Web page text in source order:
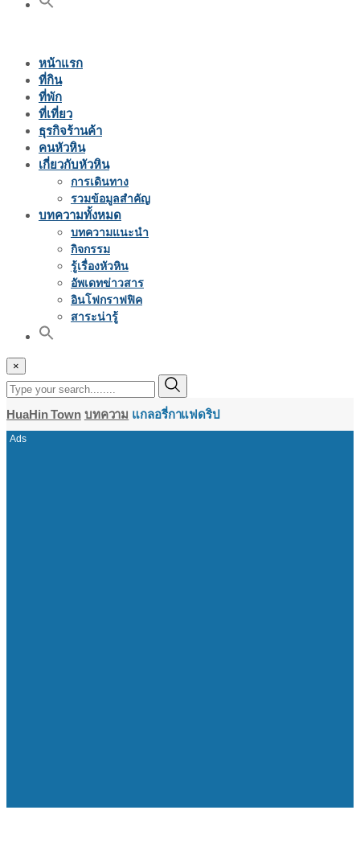
หน้าแรก
ที่กิน
ที่พัก
ที่เที่ยว
ธุรกิจร้านค้า
คนหัวหิน
เกี่ยวกับหัวหิน
การเดินทาง
รวมข้อมูลสำคัญ
บทความทั้งหมด
บทความแนะนำ
กิจกรรม
รู้เรื่องหัวหิน
อัพเดทข่าวสาร
อินโฟกราฟฟิค
สาระน่ารู้
×
HuaHin Town บทความ แกลอรี่กาแฟดริป